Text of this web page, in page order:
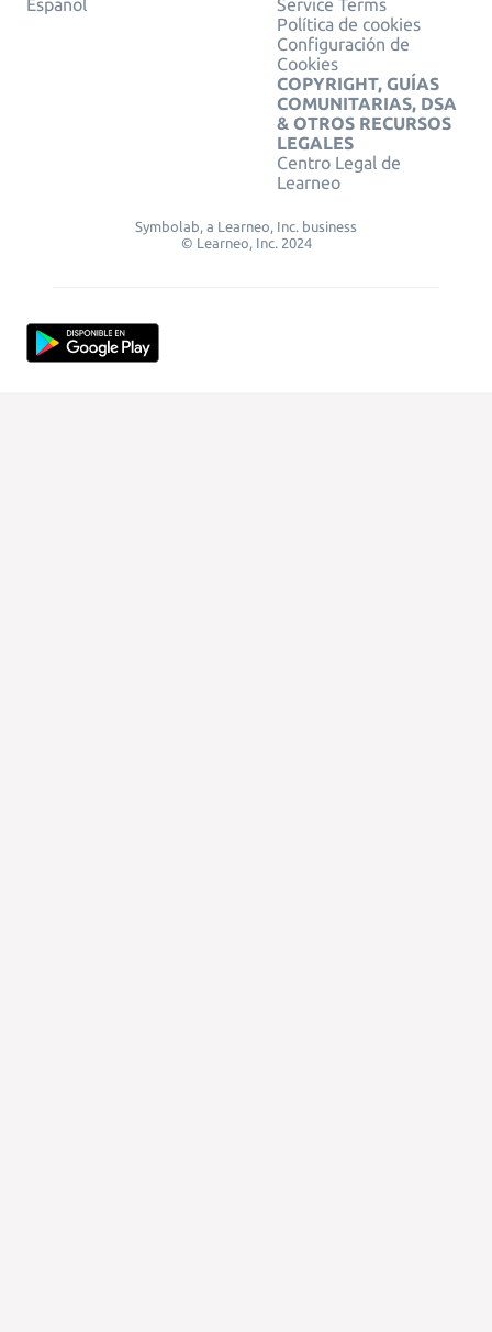
Español
Service Terms
Política de cookies
Configuración de
Cookies
COPYRIGHT, GUÍAS
COMUNITARIAS, DSA
& OTROS RECURSOS
LEGALES
Centro Legal de
Learneo
Symbolab, a Learneo, Inc. business
© Learneo, Inc. 2024